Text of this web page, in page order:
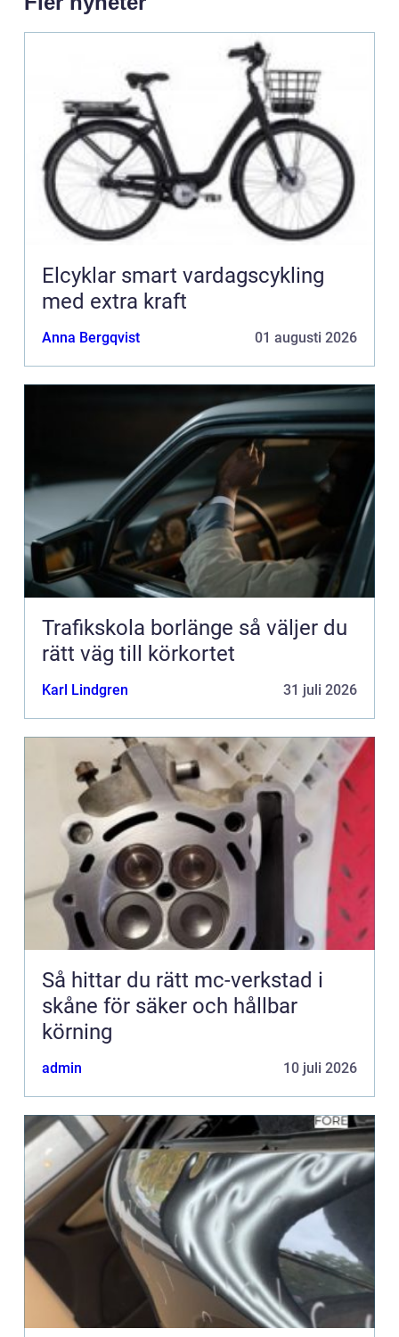
Elcyklar smart vardagscykling
med extra kraft
Anna Bergqvist 01 augusti 2026
Trafikskola borlänge så väljer du
rätt väg till körkortet
Karl Lindgren 31 juli 2026
Så hittar du rätt mc-verkstad i
skåne för säker och hållbar
körning
admin 10 juli 2026